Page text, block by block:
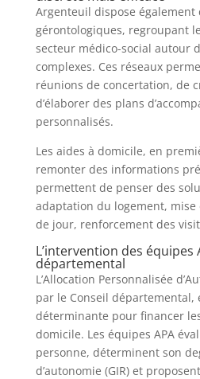
Argenteuil dispose également
gérontologiques, regroupant
secteur médico-social autour
complexes. Ces réseaux
réunions de concertation, de
d’élaborer des plans
personnalisés.
Les aides à domicile, en
remonter des informations
permettent de penser des
adaptation du logement, mise
de jour, renforcement des
L’intervention des équipes
départemental
L’Allocation Personnalisée
par le Conseil départemental,
déterminante pour financer
domicile. Les équipes APA
personne, déterminent son
d’autonomie (GIR) et